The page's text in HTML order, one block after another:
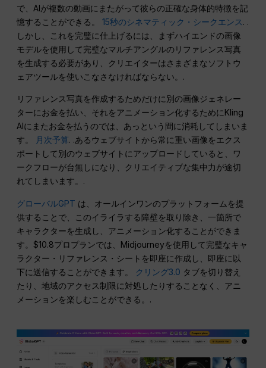
で、AIが複数の動画にまたがって彼らの正確な身体的特徴を記
憶することができる。15秒のシネマティック・シークエンス . .
しかし、これを完璧に仕上げるには、まずハイエンドの画像
モデルを使用して完璧なマルチアングルのリファレンス写真
を生成する必要があり、クリエイターはさまざまなソフトウ
ェアツールを使いこなさなければならない。.
リファレンス写真を作成するためだけに別の画像ジェネレー
ターにお金を払い、それをアニメーション化するためにKling
AIにまたお金を払うのでは、あっという間に消耗してしまいま
す。
月次予算. .あるウェブサイトから常に重い画像をエクス
ポートして別のウェブサイトにアップロードしていると、ワ
ークフローが台無しになり、クリエイティブな集中力が途切
れてしまいます。.
グローバルGPT は、オールインワンのプラットフォームを提
供することで、このイライラする障壁を取り除き、一箇所で
キャラクターを生成し、アニメーション化することができま
す。$10.8プロプランでは、Midjourneyを使用して完璧なキャ
ラクター・リファレンス・シートを即座に作成し、即座に以
下に送信することができます。 クリング3.0 タブを切り替え
たり、地域のアクセス制限に対処したりすることなく、アニ
メーションを楽しむことができる。.